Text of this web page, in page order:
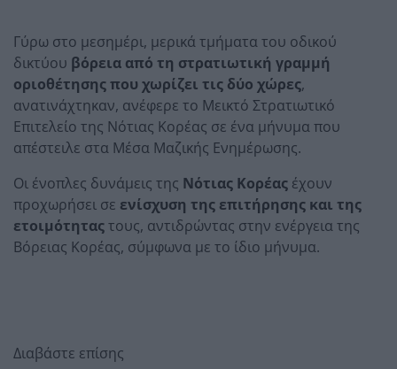
Γύρω στο μεσημέρι, μερικά τμήματα του οδικού
δικτύου βόρεια από τη στρατιωτική γραμμή
οριοθέτησης που χωρίζει τις δύο χώρες,
ανατινάχτηκαν, ανέφερε το Μεικτό Στρατιωτικό
Επιτελείο της Νότιας Κορέας σε ένα μήνυμα που
απέστειλε στα Μέσα Μαζικής Ενημέρωσης.
Οι ένοπλες δυνάμεις της Νότιας Κορέας έχουν
προχωρήσει σε ενίσχυση της επιτήρησης και της
ετοιμότηταςτους, αντιδρώντας στην ενέργεια της
Βόρειας Κορέας, σύμφωνα με το ίδιο μήνυμα.
Διαβάστε επίσης